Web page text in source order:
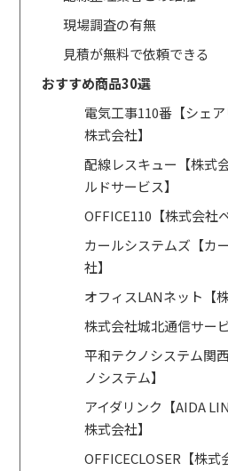
現場調査の有無
見積が無料で依頼できる
おすすめ商品30選
電気工事110番【シェ
株式会社】
配線レスキュー【株式
ルドサービス】
OFFICE110【株式会社
カールシステムズ【カ
社】
オフィスLANネット【
株式会社城北通信サー
平和テクノシステム関
ノシステム】
アイダリンク【AIDA
株式会社】
OFFICECLOSER【株式